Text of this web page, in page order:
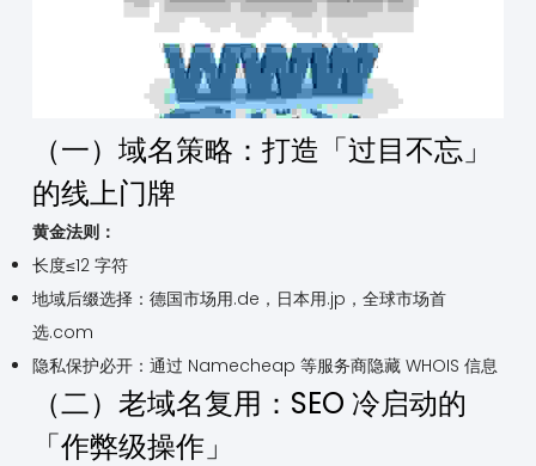
（一）域名策略：打造「过目不忘」
的线上门牌
黄金法则：
长度≤12 字符
地域后缀选择：德国市场用.de，日本用.jp，全球市场首
选.com
隐私保护必开：通过 Namecheap 等服务商隐藏 WHOIS 信息
（二）老域名复用：SEO 冷启动的
「作弊级操作」